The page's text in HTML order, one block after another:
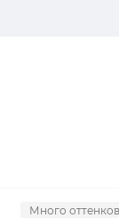
Много оттенков